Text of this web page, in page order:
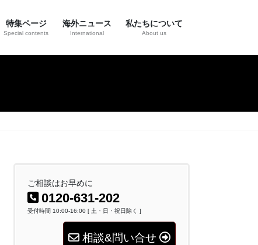
特集ページ
Special contents
海外ニュース
International
私たちについて
About us
ご相談はお早めに
0120-631-202
受付時間 10:00-16:00 [ 土・日・祝日除く ]
相談&問い合せ